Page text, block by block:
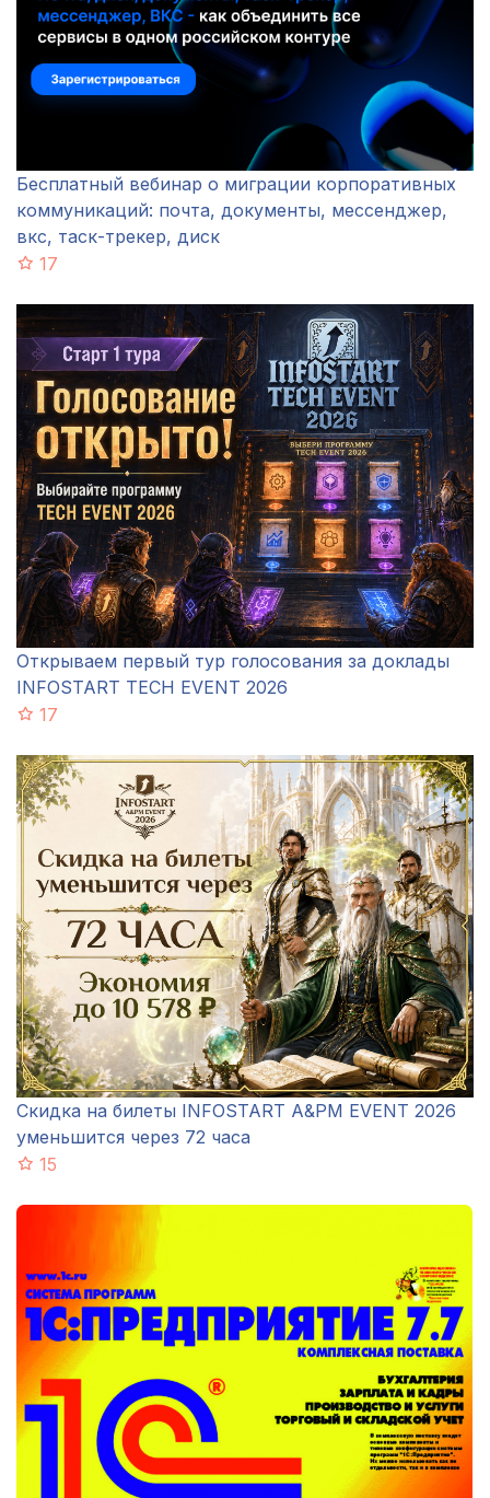
Бесплатный вебинар о миграции корпоративных
коммуникаций: почта, документы, мессенджер,
вкс, таск-трекер, диск
17
Открываем первый тур голосования за доклады
INFOSTART TECH EVENT 2026
17
Скидка на билеты INFOSTART A&PM EVENT 2026
уменьшится через 72 часа
15